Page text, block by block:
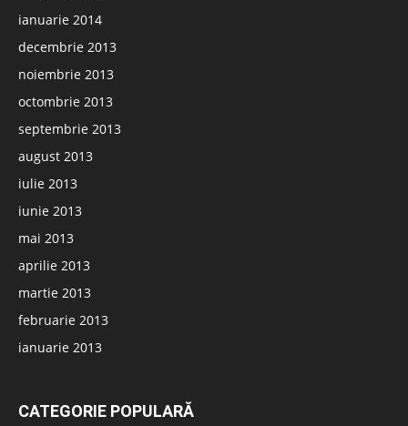
ianuarie 2014
decembrie 2013
noiembrie 2013
octombrie 2013
septembrie 2013
august 2013
iulie 2013
iunie 2013
mai 2013
aprilie 2013
martie 2013
februarie 2013
ianuarie 2013
CATEGORIE POPULARĂ